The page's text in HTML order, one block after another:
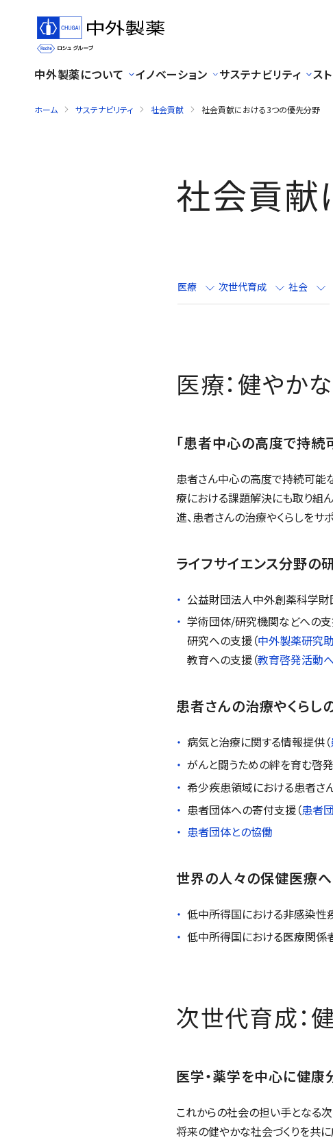
中外製薬について イノベーション サステナビリティ ス
ホーム サステナビリティ 社会貢献 社会貢献における3つの優先分野
社会貢献
医療 次世代育成 社会
医療：健やか
「患者中心の高度で持続
患者さん中心の高度で持続可能
療における課題解決にも取り組
進、患者さんの治療やくらしをサ
ライフサイエンス分野の
公益財団法人中外創薬科学
学術団体/研究機関などへの
研究への支援（中外製薬研究
教育への支援（教育啓発活動
患者さんの治療やくらし
病気と治療に関する情報提供（
がんと闘うための絆を育む啓
希少疾患領域における患者さ
患者団体への寄付支援（患者
患者団体との協働
世界の人々の保健医療へ
低中所得国における非感染性
低中所得国における医療関係
次世代育成：
医学・薬学を中心に健
これからの社会の担い手となる
将来の健やかな社会づくりを共